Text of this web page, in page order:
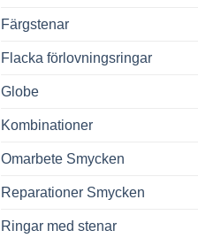
Färgstenar
Flacka förlovningsringar
Globe
Kombinationer
Omarbete Smycken
Reparationer Smycken
Ringar med stenar